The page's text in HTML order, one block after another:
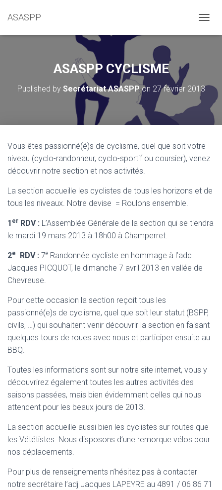
ASASPP
ASASPP CYCLISME
Published by Secrétariat ASASPPon 27 février 2013
Vous êtes passionné(é)s de cyclisme, quel que soit votre
niveau (cyclo-randonneur, cyclo-sportif ou coursier), venez
découvrir notre section et nos activités.
La section accueille les cyclistes de tous les horizons et de
tous les niveaux. Notre devise = Roulons ensemble.
1 er RDV : L’Assemblée Générale de la section qui se tiendra
le mardi 19 mars 2013 à 18h00 à Champerret.
2e RDV : 7e Randonnée cycliste en hommage à l’adc
Jacques PICQUOT, le dimanche 7 avril 2013 en vallée de
Chevreuse.
Pour cette occasion la section reçoit tous les
passionné(e)s de cyclisme, quel que soit leur statut (BSPP,
civils, …) qui souhaitent venir découvrir la section en faisant
quelques tours de roues avec nous et participer ensuite au
BBQ.
Toutes les informations sont sur notre site internet, vous y
découvrirez également toutes les autres activités des
saisons passées, mais bien évidemment celles qui nous
attendent pour les beaux jours de 2013.
La section accueille aussi bien les cyclistes sur routes que
les Vététistes. Nous disposons d’une remorque vélos pour
nos déplacements.
Pour plus de renseignements n’hésitez pas à contacter
notre secrétaire l’adj Jacques LAPEYRE au 4891 / 06 86 71